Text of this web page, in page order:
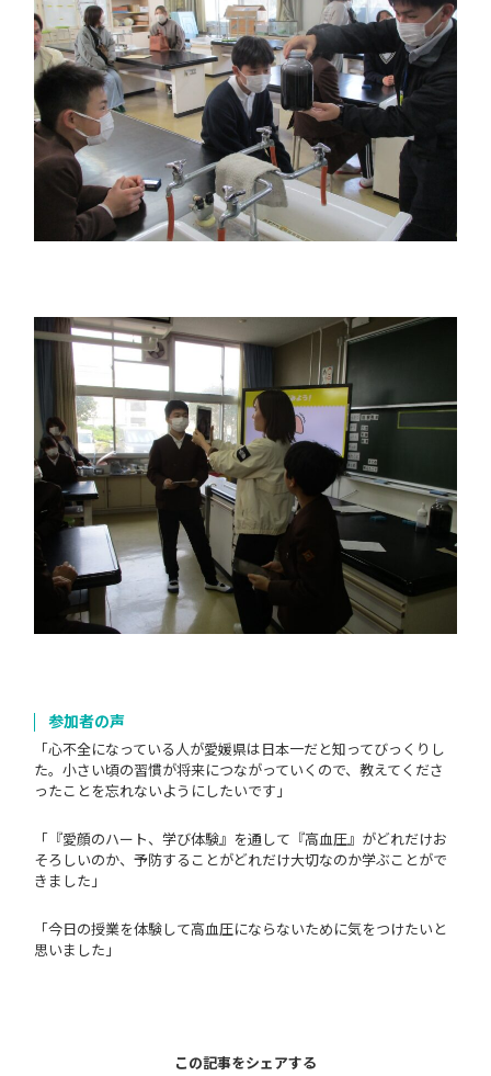
参加者の声
「心不全になっている人が愛媛県は日本一だと知ってびっくりし
た。小さい頃の習慣が将来につながっていくので、教えてくださ
ったことを忘れないようにしたいです」
「『愛顔のハート、学び体験』を通して『高血圧』がどれだけお
そろしいのか、予防することがどれだけ大切なのか学ぶことがで
きました」
「今日の授業を体験して高血圧にならないために気をつけたいと
思いました」
この記事をシェアする